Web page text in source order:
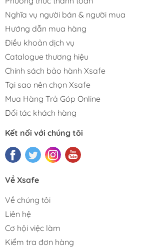
Nghĩa vụ người bán & người mua
Hướng dẫn mua hàng
Điều khoản dịch vụ
Catalogue thương hiệu
Chính sách bảo hành Xsafe
Tại sao nên chọn Xsafe
Mua Hàng Trả Góp Online
Đối tác khách hàng
Kết nối với chúng tôi
Về Xsafe
Về chúng tôi
Liên hệ
Cơ hội việc làm
Kiểm tra đơn hàng